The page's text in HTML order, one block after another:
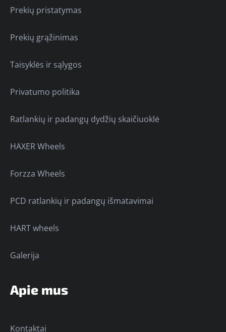
Prekių pristatymas
Prekių grąžinimas
Taisyklės ir sąlygos
Privatumo politika
Ratlankių ir padangų dydžių skaičiuoklė
HAXER Wheels
Forzza Wheels
PCD ratlankių ir padangų išmatavimai
HART wheels
Galerija
Apie mus
Kontaktai